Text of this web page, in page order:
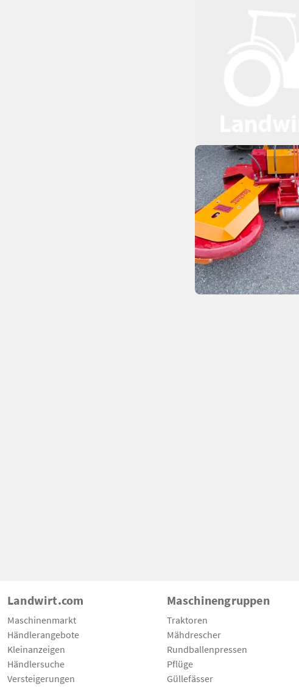
Landwirt.com
Maschinenmarkt
Händlerangebote
Kleinanzeigen
Händlersuche
Versteigerungen
Maschinengruppen
Traktoren
Mähdrescher
Rundballenpressen
Pflüge
Güllefässer